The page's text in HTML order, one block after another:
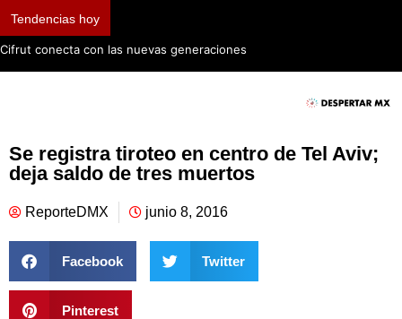
Tendencias hoy
Cifrut conecta con las nuevas generaciones
Se registra tiroteo en centro de Tel Aviv;
deja saldo de tres muertos
ReporteDMX junio 8, 2016
Facebook Twitter
Pinterest